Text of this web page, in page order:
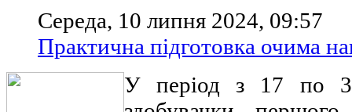
Середа, 10 липня 2024, 09:57
Практична підготовка очима
У період з 17 по